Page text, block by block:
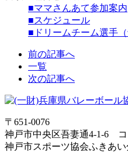
■ママさんあて参加案内
■スケジュール
■ドリームチーム選手（
前の記事へ
一覧
次の記事へ
〒651-0076
神戸市中央区吾妻通4-1-6
神戸市スポーツ協会ふきあ